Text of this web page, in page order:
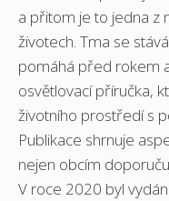
a přitom je to jedna z
životech. Tma se
pomáhá před rokem
osvětlovací příručka,
životního prostředí s
Publikace shrnuje
nejen obcím
V roce 2020 byl